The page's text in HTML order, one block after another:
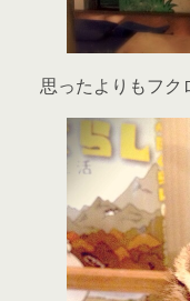
思ったよりもフク